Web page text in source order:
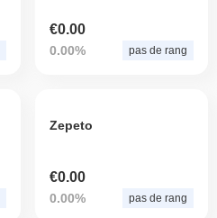
€0.00
0.00% pas de rang
Zepeto
€0.00
0.00% pas de rang